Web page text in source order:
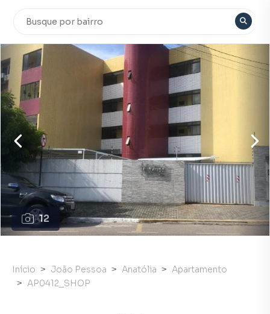
12
Início João Pessoa Anatólia
Apartamento
AP0412_SHOP